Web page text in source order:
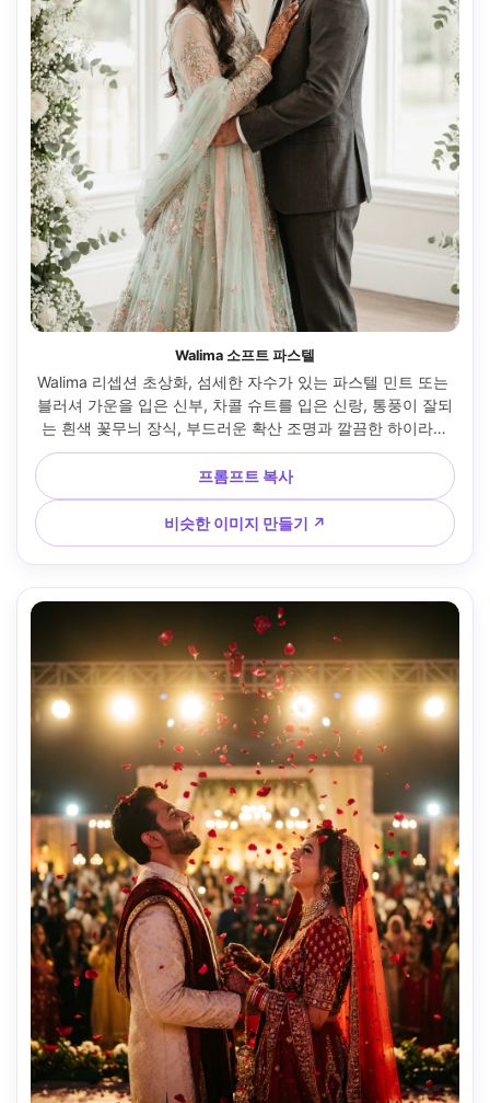
Walima 소프트 파스텔
Walima 리셉션 초상화, 섬세한 자수가 있는 파스텔 민트 또는
블러셔 가운을 입은 신부, 차콜 슈트를 입은 신랑, 통풍이 잘되
는 흰색 꽃무늬 장식, 부드러운 확산 조명과 깔끔한 하이라이
트, 85mm 렌즈, 우아한 편집 프레임, 사실적인 피부 질감, 현
대적인 럭셔리를 위한 미묘한 포화 감소 색상 등급 --ar 4:5
프롬프트 복사
비슷한 이미지 만들기 ↗